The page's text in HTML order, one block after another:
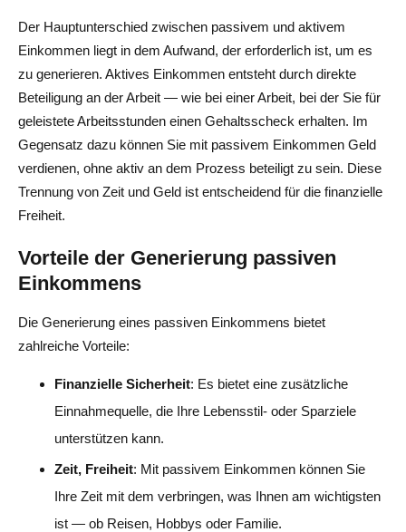
Der Hauptunterschied zwischen passivem und aktivem
Einkommen liegt in dem Aufwand, der erforderlich ist, um es
zu generieren. Aktives Einkommen entsteht durch direkte
Beteiligung an der Arbeit — wie bei einer Arbeit, bei der Sie für
geleistete Arbeitsstunden einen Gehaltsscheck erhalten. Im
Gegensatz dazu können Sie mit passivem Einkommen Geld
verdienen, ohne aktiv an dem Prozess beteiligt zu sein. Diese
Trennung von Zeit und Geld ist entscheidend für die finanzielle
Freiheit.
Vorteile der Generierung passiven
Einkommens
Die Generierung eines passiven Einkommens bietet
zahlreiche Vorteile:
Finanzielle Sicherheit: Es bietet eine zusätzliche
Einnahmequelle, die Ihre Lebensstil- oder Sparziele
unterstützen kann.
Zeit, Freiheit: Mit passivem Einkommen können Sie
Ihre Zeit mit dem verbringen, was Ihnen am wichtigsten
ist — ob Reisen, Hobbys oder Familie.